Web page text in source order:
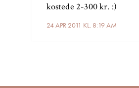
24 APR 2011 KL. 8:19 AM
kostede 2-300 kr. :)